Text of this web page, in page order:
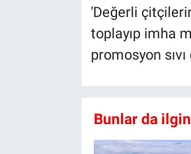
'Değerli
toplayıp imha
promosyon
Bunlar da